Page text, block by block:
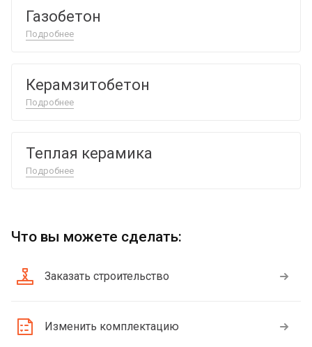
Газобетон
Подробнее
Керамзитобетон
Подробнее
Теплая керамика
Подробнее
Что вы можете сделать:
Заказать строительство
Изменить комплектацию